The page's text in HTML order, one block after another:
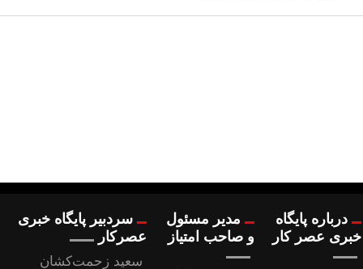
درباره پایگاه
خبری عصر کار
مدیر مسئول
و صاحب امتیاز
سردبیر پایگاه خبری
عصرکار
سعید زحمت‌کشان